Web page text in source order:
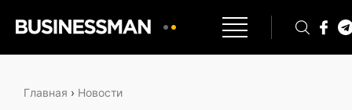
Главная › Новости